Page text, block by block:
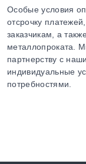
Особые условия
отсрочку
заказчикам, а
металлопроката.
партнерству с
индивидуальные
потребностями.